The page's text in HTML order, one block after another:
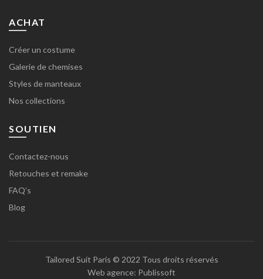
ACHAT
Créer un costume
Galerie de chemises
Styles de manteaux
Nos collections
SOUTIEN
Contactez-nous
Retouches et remake
FAQ’s
Blog
Tailored Suit Paris © 2022 Tous droits réservés
Web agence: Publissoft